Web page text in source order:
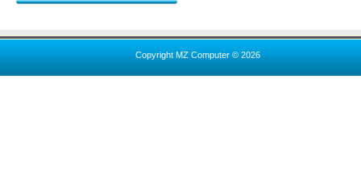
Copyright MZ Computer © 2026